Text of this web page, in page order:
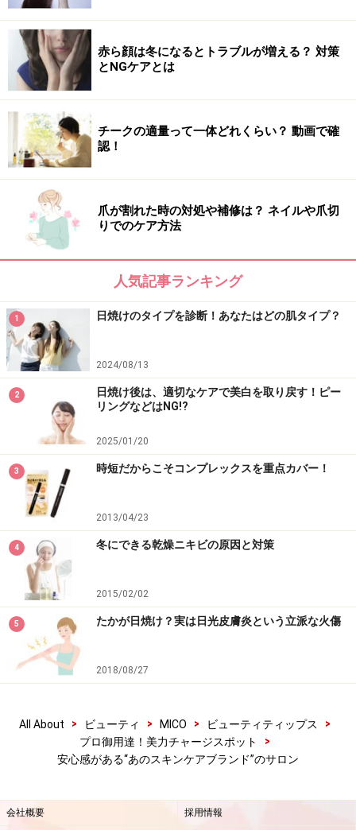
赤ら顔は冬になるとトラブルが増える？ 対策
とNGケアとは
チークの適量って一体どれくらい？ 動画で確
認！
爪が割れた時の対処や補修は？ ネイルや爪切
りでのケア方法
人気記事ランキング
1 日焼けのタイプを診断！あなたはどの肌タイプ？
2024/08/13
2
日焼け後は、適切なケアで美白を取り戻す！ピー
リングなどはNG!?
2025/01/20
3 時短だからこそコンプレックスを重点カバー！
2013/04/23
4 冬にできる乾燥ニキビの原因と対策
2015/02/02
5 たかが日焼け？実は日光皮膚炎という立派な火傷
2018/08/27
All About > ビューティ > MICO > ビューティティップス
>
プロ御用達！美力チャージスポット
>
安心感がある“あのスキンケアブランド”のサロン
会社概要 採用情報